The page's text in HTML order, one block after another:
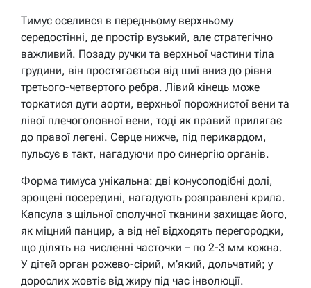
Тимус оселився в передньому верхньому
середостінні, де простір вузький, але стратегічно
важливий. Позаду ручки та верхньої частини тіла
грудини, він простягається від шиї вниз до рівня
третього-четвертого ребра. Лівий кінець може
торкатися дуги аорти, верхньої порожнистої вени та
лівої плечоголовної вени, тоді як правий прилягає
до правої легені. Серце нижче, під перикардом,
пульсує в такт, нагадуючи про синергію органів.
Форма тимуса унікальна: дві конусоподібні долі,
зрощені посередині, нагадують розправлені крила.
Капсула з щільної сполучної тканини захищає його,
як міцний панцир, а від неї відходять перегородки,
що ділять на численні часточки – по 2-3 мм кожна.
У дітей орган рожево-сірий, м’який, дольчатий; у
дорослих жовтіє від жиру під час інволюції.